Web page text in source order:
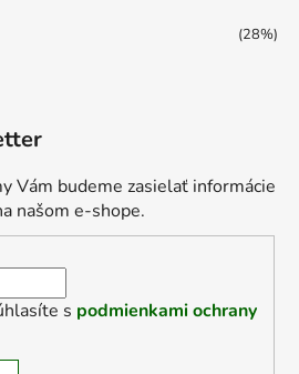
(28%)
Vám budeme zasielať informácie
našom e-shope.
s podmienkami ochrany